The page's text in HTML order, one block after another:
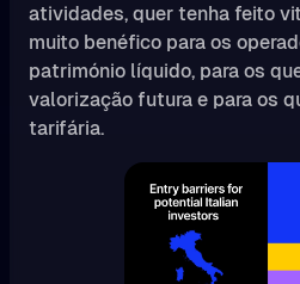
atividades, quer tenha feito
muito benéfico para os
património líquido, para os
valorização futura e para os
tarifária.